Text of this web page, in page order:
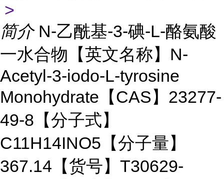
>
简介 N-乙酰基-3-碘-L-酪氨酸
一水合物【英文名称】N-
Acetyl-3-iodo-L-tyrosine
Monohydrate【CAS】23277-
49-8【分子式】
C11H14INO5【分子量】
367.14【货号】T30629-